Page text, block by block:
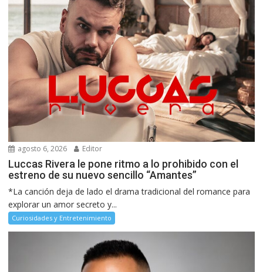
agosto 6, 2026 Editor
Luccas Rivera le pone ritmo a lo prohibido con el
estreno de su nuevo sencillo “Amantes”
*La canción deja de lado el drama tradicional del romance para
explorar un amor secreto y...
Curiosidades y Entretenimiento